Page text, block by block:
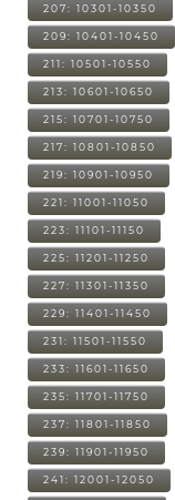
207: 10301-10350
209: 10401-10450
211: 10501-10550
213: 10601-10650
215: 10701-10750
217: 10801-10850
219: 10901-10950
221: 11001-11050
223: 11101-11150
225: 11201-11250
227: 11301-11350
229: 11401-11450
231: 11501-11550
233: 11601-11650
235: 11701-11750
237: 11801-11850
239: 11901-11950
241: 12001-12050